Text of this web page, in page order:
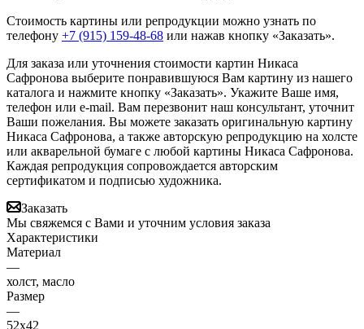
Стоимость картины или репродукции можно узнать по
телефону +7 (915) 159-48-68 или нажав кнопку «Заказать».
Для заказа или уточнения стоимости картин Никаса
Сафронова выберите понравившуюся Вам картину из нашего
каталога и нажмите кнопку «Заказать». Укажите Ваше имя,
телефон или e-mail. Вам перезвонит наш консультант, уточнит
Ваши пожелания. Вы можете заказать оригинальную картину
Никаса Сафронова, а также авторскую репродукцию на холсте
или акварельной бумаге с любой картины Никаса Сафронова.
Каждая репродукция сопровождается авторским
сертификатом и подписью художника.
Заказать
Мы свяжемся с Вами и уточним условия заказа
Характеристики
Материал
—
холст, масло
Размер
—
52х42